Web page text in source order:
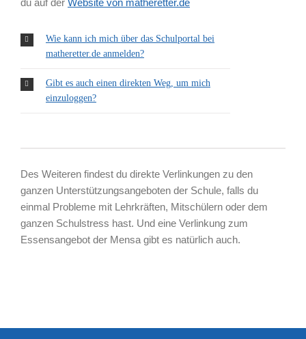
du auf der Website von matheretter.de
Wie kann ich mich über das Schulportal bei
matheretter.de anmelden?
Gibt es auch einen direkten Weg, um mich
einzuloggen?
Des Weiteren findest du direkte Verlinkungen zu den
ganzen Unterstützungsangeboten der Schule, falls du
einmal Probleme mit Lehrkräften, Mitschülern oder dem
ganzen Schulstress hast. Und eine Verlinkung zum
Essensangebot der Mensa gibt es natürlich auch.